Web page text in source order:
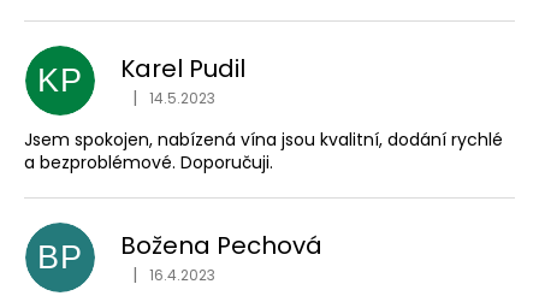
KP Karel Pudil
Hodnocení obchodu je 5 z 5 hvězdiček.
| 14.5.2023
Jsem spokojen, nabízená vína jsou kvalitní, dodání rychlé
a bezproblémové. Doporučuji.
BP Božena Pechová
Hodnocení obchodu je 5 z 5 hvězdiček.
| 16.4.2023